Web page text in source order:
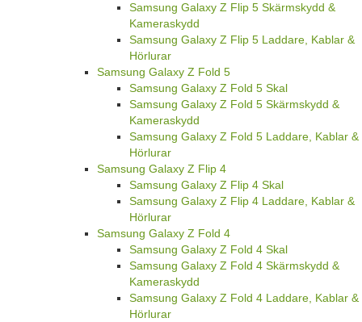
Samsung Galaxy Z Flip 5 Skärmskydd &
Kameraskydd
Samsung Galaxy Z Flip 5 Laddare, Kablar &
Hörlurar
Samsung Galaxy Z Fold 5
Samsung Galaxy Z Fold 5 Skal
Samsung Galaxy Z Fold 5 Skärmskydd &
Kameraskydd
Samsung Galaxy Z Fold 5 Laddare, Kablar &
Hörlurar
Samsung Galaxy Z Flip 4
Samsung Galaxy Z Flip 4 Skal
Samsung Galaxy Z Flip 4 Laddare, Kablar &
Hörlurar
Samsung Galaxy Z Fold 4
Samsung Galaxy Z Fold 4 Skal
Samsung Galaxy Z Fold 4 Skärmskydd &
Kameraskydd
Samsung Galaxy Z Fold 4 Laddare, Kablar &
Hörlurar